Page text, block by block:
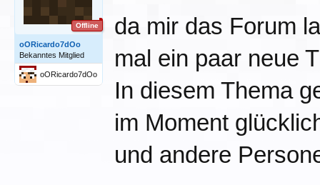
Offline
oORicardo7dOo
Bekanntes Mitglied
oORicardo7dOo
da mir das Forum
mal ein paar neue
In diesem Thema
im Moment
und andere